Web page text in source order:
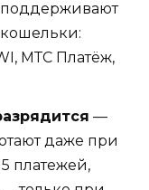
поддерживают
МТС Платёж,
—
даже при
платежей,